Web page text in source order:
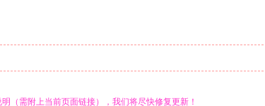
（需附上当前页面链接），我们将尽快修复更新！